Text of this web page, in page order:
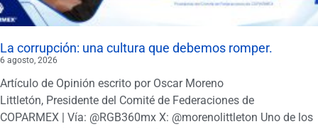
La corrupción: una cultura que debemos romper.
6 agosto, 2026
Artículo de Opinión escrito por Oscar Moreno
Littletón, Presidente del Comité de Federaciones de
COPARMEX | Vía: @RGB360mx X: @morenolittleton Uno de los